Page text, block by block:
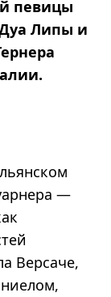
певицы
Липы и
—
Версаче,